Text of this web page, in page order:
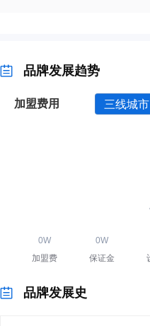
品牌发展趋势
加盟费用 三线城市
品牌发展史